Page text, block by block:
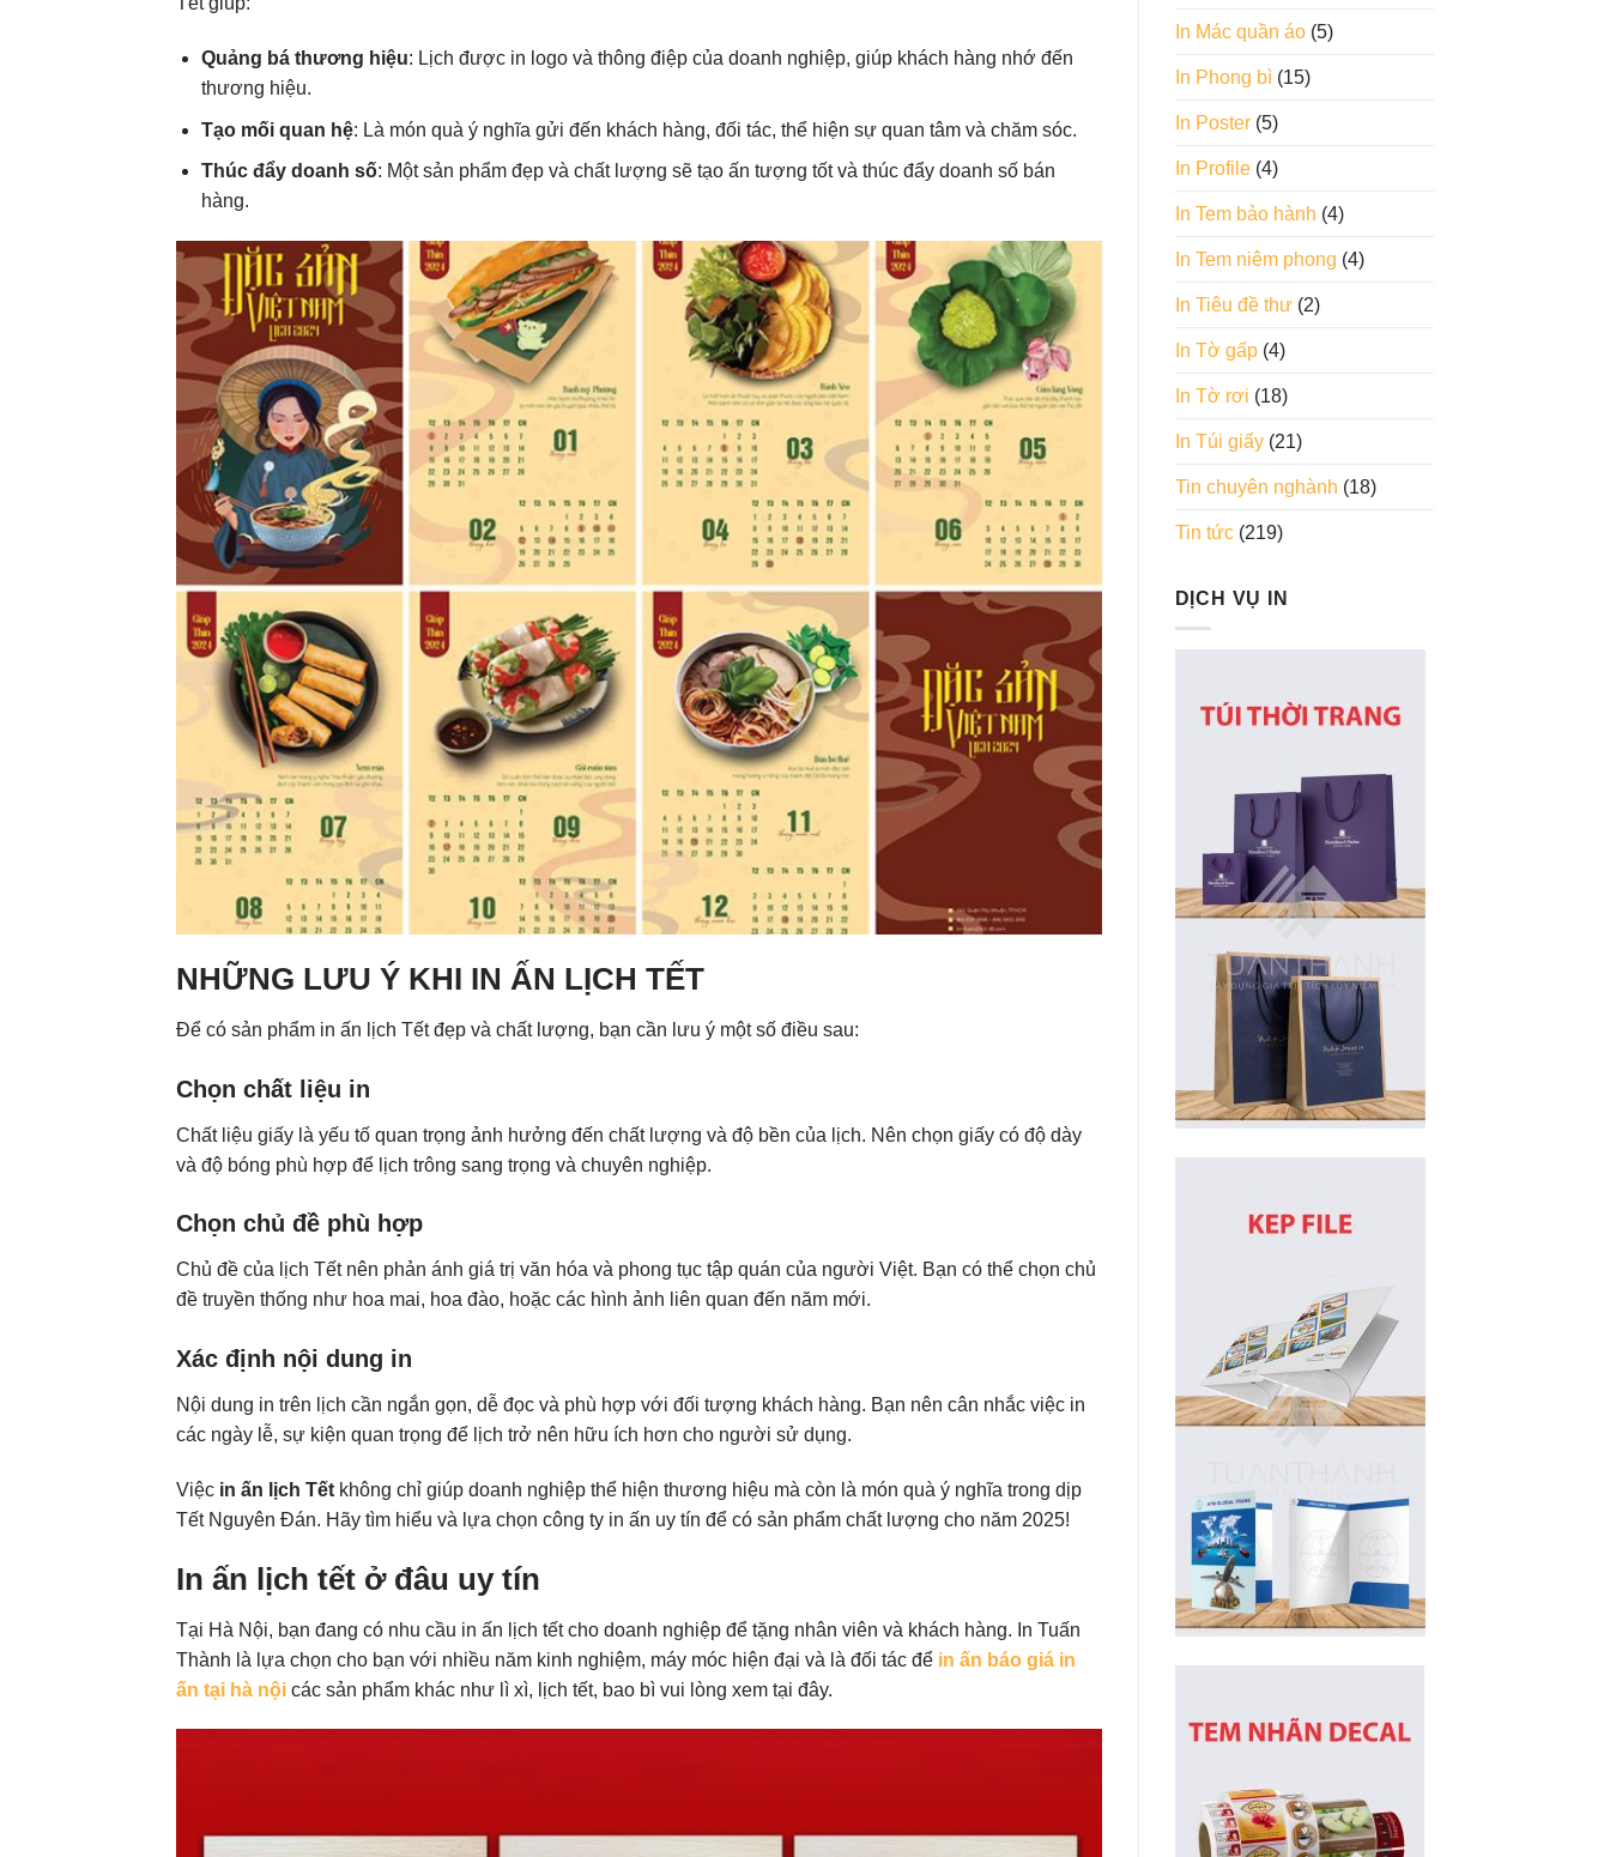
Quảng bá thương hiệu: Lịch được in logo và thông điệp của doanh nghiệp, giúp khách hàng nhớ đến
thương hiệu.
Tạo mối quan hệ: Là món quà ý nghĩa gửi đến khách hàng, đối tác, thể hiện sự quan tâm và chăm sóc.
Thúc đẩy doanh số: Một sản phẩm đẹp và chất lượng sẽ tạo ấn tượng tốt và thúc đẩy doanh số bán
hàng.
NHỮNG LƯU Ý KHI IN ẤN LỊCH TẾT
Để có sản phẩm in ấn lịch Tết đẹp và chất lượng, bạn cần lưu ý một số điều sau:
Chọn chất liệu in
Chất liệu giấy là yếu tố quan trọng ảnh hưởng đến chất lượng và độ bền của lịch. Nên chọn giấy có độ dày
và độ bóng phù hợp để lịch trông sang trọng và chuyên nghiệp.
Chọn chủ đề phù hợp
Chủ đề của lịch Tết nên phản ánh giá trị văn hóa và phong tục tập quán của người Việt. Bạn có thể chọn chủ
đề truyền thống như hoa mai, hoa đào, hoặc các hình ảnh liên quan đến năm mới.
Xác định nội dung in
Nội dung in trên lịch cần ngắn gọn, dễ đọc và phù hợp với đối tượng khách hàng. Bạn nên cân nhắc việc in
các ngày lễ, sự kiện quan trọng để lịch trở nên hữu ích hơn cho người sử dụng.
Việc in ấn lịch Tết không chỉ giúp doanh nghiệp thể hiện thương hiệu mà còn là món quà ý nghĩa trong dịp
Tết Nguyên Đán. Hãy tìm hiểu và lựa chọn công ty in ấn uy tín để có sản phẩm chất lượng cho năm 2025!
In ấn lịch tết ở đâu uy tín
Tại Hà Nội, bạn đang có nhu cầu in ấn lịch tết cho doanh nghiệp để tặng nhân viên và khách hàng. In Tuấn
Thành là lựa chọn cho bạn với nhiều năm kinh nghiệm, máy móc hiện đại và là đối tác để in ấn báo giá in
ấn tại hà nội các sản phẩm khác như lì xì, lịch tết, bao bì vui lòng xem tại đây.
In Mác quần áo(5)
In Phong bì(15)
In Poster(5)
In Profile(4)
In Tem bảo hành (4)
In Tem niêm phong (4)
In Tiêu đề thư(2)
In Tờ gấp(4)
In Tờ rơi (18)
In Túi giấy(21)
Tin chuyên nghành (18)
Tin tức(219)
DỊCH VỤ IN